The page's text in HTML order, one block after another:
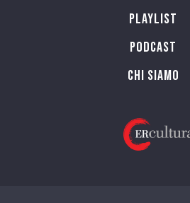
Playlist
PODCAST
Chi siamo